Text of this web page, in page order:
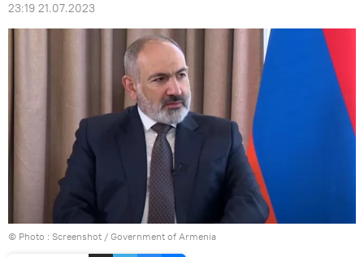
23:19 21.07.2023
© Photo : Screenshot / Government of Armenia